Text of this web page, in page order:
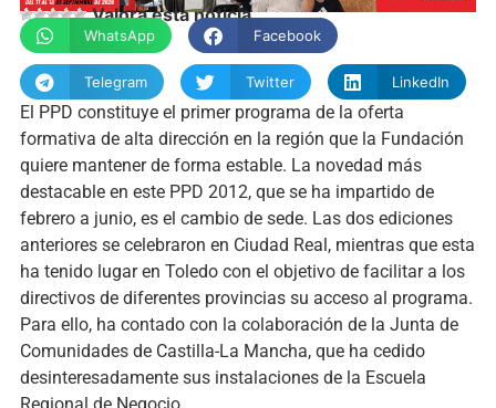
Valora esta noticia
WhatsApp Facebook
Telegram Twitter LinkedIn
El PPD constituye el primer programa de la oferta
formativa de alta dirección en la región que la Fundación
quiere mantener de forma estable. La novedad más
destacable en este PPD 2012, que se ha impartido de
febrero a junio, es el cambio de sede. Las dos ediciones
anteriores se celebraron en Ciudad Real, mientras que esta
ha tenido lugar en Toledo con el objetivo de facilitar a los
directivos de diferentes provincias su acceso al programa.
Para ello, ha contado con la colaboración de la Junta de
Comunidades de Castilla-La Mancha, que ha cedido
desinteresadamente sus instalaciones de la Escuela